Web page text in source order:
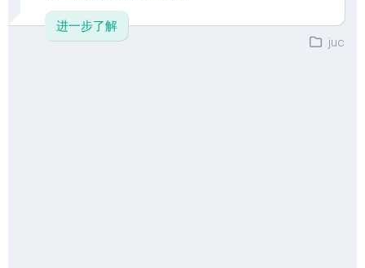
进一步了解
juc